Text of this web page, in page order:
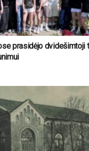
prasidėjo dvidešimtoji